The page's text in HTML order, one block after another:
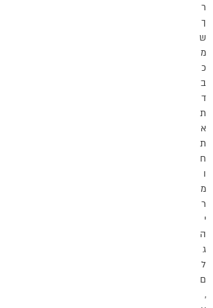
ר
ך
ש
מ
כ
ב
ד
ת
א
ת
ח
ו
מ
ר
י
ה
ג
ל
ם
,